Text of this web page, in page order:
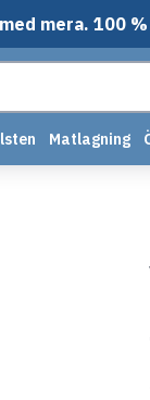
mera. 100
Matlagning